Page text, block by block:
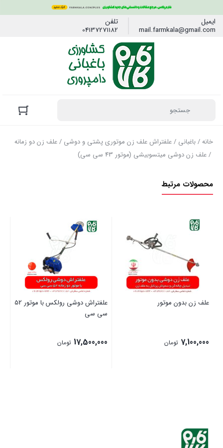
ایمیل
mail.farmkala@gmail.com
تلفن
04137271182
خانه/باغبانی /علفتراش علف زن موتوری پشتی و دوشی /علف زن دو زمانه
/ علف زن دوشی میتسوبیشی (موتور 43 سی سی)
محصولات مرتبط
علف زن بدون موتور
7,100,000 تومان
علفتراش دوشی رولکس با موتور 52
سی سی
17,500,000 تومان